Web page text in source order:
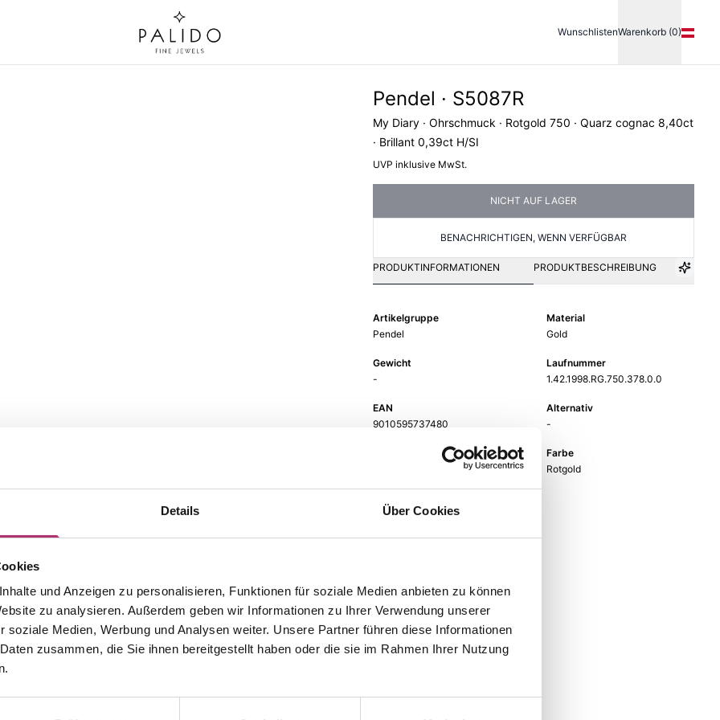
Details Über Cookies
und Anzeigen zu personalisieren, Funktionen für soziale Medien anbieten zu können
zu analysieren. Außerdem geben wir Informationen zu Ihrer Verwendung unserer
soziale Medien, Werbung und Analysen weiter. Unsere Partner führen diese Informationen
zusammen, die Sie ihnen bereitgestellt haben oder die sie im Rahmen Ihrer Nutzung
WunschlistenWarenkorb (0)
Pendel · S5087R
My Diary · Ohrschmuck · Rotgold 750 · Quarz cognac 8,40ct
· Brillant 0,39ct H/SI
UVP inklusive MwSt.
NICHT AUF LAGER
BENACHRICHTIGEN, WENN VERFÜGBAR
PRODUKTINFORMATIONEN PRODUKTBESCHREIBUNG
Artikelgruppe
Pendel
Material
Gold
Gewicht
-
Laufnummer
1.42.1998.RG.750.378.0.0
EAN
9010595737480
Alternativ
-
Farbe
Rotgold
Die passenden Stücke aus der
Kollektion.